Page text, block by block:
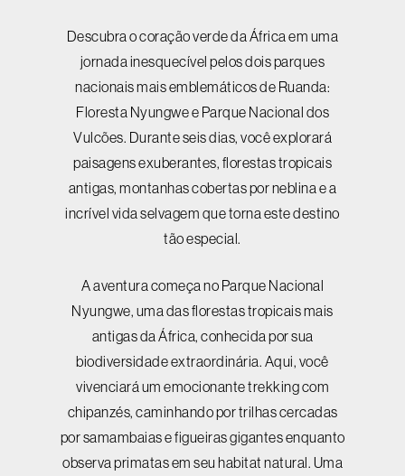
Descubra o coração verde da África em uma
jornada inesquecível pelos dois parques
nacionais mais emblemáticos de Ruanda:
Floresta Nyungwe e Parque Nacional dos
Vulcões. Durante seis dias, você explorará
paisagens exuberantes, florestas tropicais
antigas, montanhas cobertas por neblina e a
incrível vida selvagem que torna este destino
tão especial.
A aventura começa no Parque Nacional
Nyungwe, uma das florestas tropicais mais
antigas da África, conhecida por sua
biodiversidade extraordinária. Aqui, você
vivenciará um emocionante trekking com
chipanzés, caminhando por trilhas cercadas
por samambaias e figueiras gigantes enquanto
observa primatas em seu habitat natural. Uma